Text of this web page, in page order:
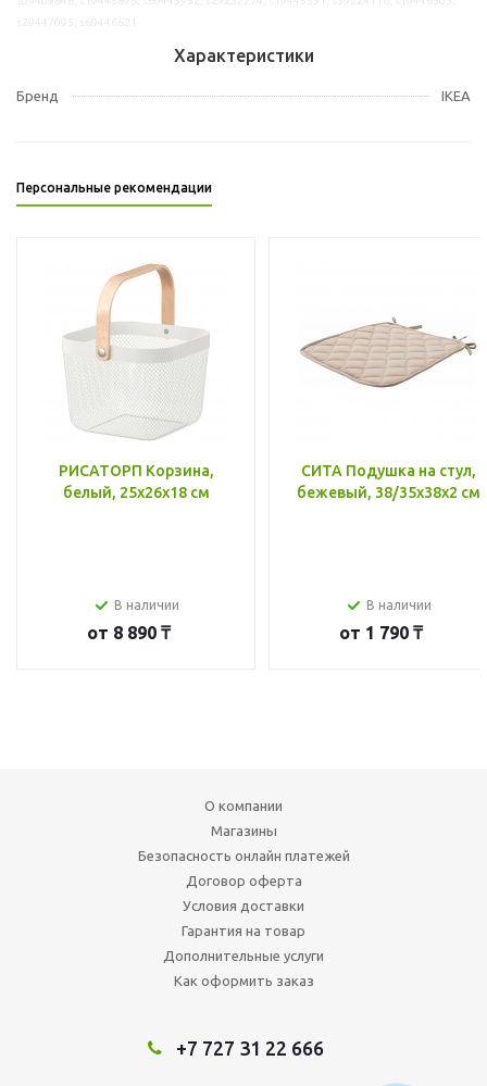
Характеристики
Бренд IKEA
Персональные рекомендации
РИСАТОРП Корзина,
белый, 25x26x18 см
В наличии
от 8 890 ₸
СИТА Подушка на стул,
бежевый, 38/35x38x2 см
В наличии
от 1 790 ₸
О компании
Магазины
Безопасность онлайн платежей
Договор оферта
Условия доставки
Гарантия на товар
Дополнительные услуги
Как оформить заказ
+7 727 31 22 666